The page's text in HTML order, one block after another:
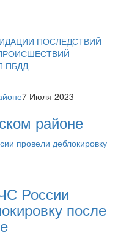
ПОСЛЕДСТВИЙ
ПБДД
7 Июля 2023
районе
России
после